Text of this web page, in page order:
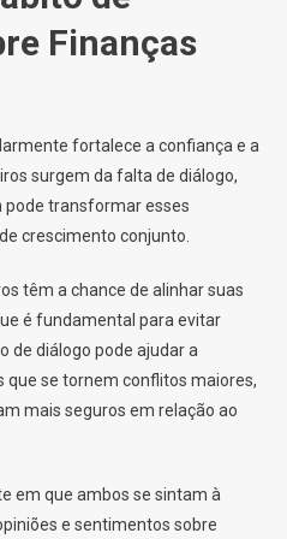
Finanças
fortalece a confiança e a
surgem da falta de diálogo,
transformar esses
crescimento conjunto.
têm a chance de alinhar suas
é fundamental para evitar
de diálogo pode ajudar a
se tornem conflitos maiores,
mais seguros em relação ao
em que ambos se sintam à
e sentimentos sobre